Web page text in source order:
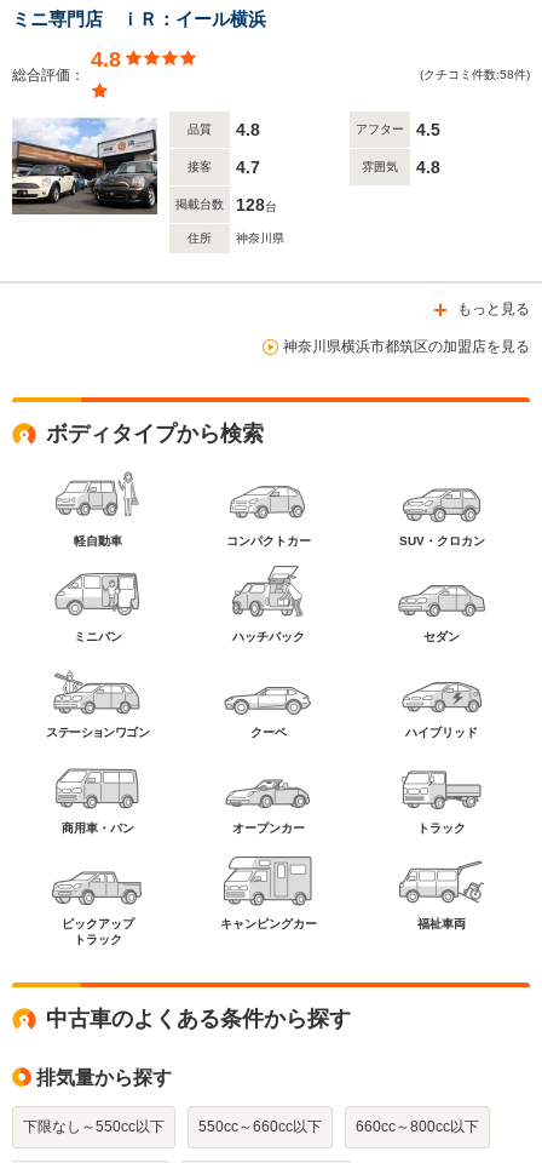
ミニ専門店 ｉＲ：イール横浜
総合評価：
4.8
(クチコミ件数:58件)
品質 4.8 アフター 4.5
接客 4.7 雰囲気 4.8
掲載台数 128台
住所 神奈川県
もっと見る
神奈川県横浜市都筑区の加盟店を見る
ボディタイプから検索
軽自動車 コンパクトカー SUV・クロカン
ミニバン ハッチバック セダン
ステーションワゴン クーペ ハイブリッド
商用車・バン オープンカー トラック
ピックアップ
トラック
キャンピングカー 福祉車両
中古車のよくある条件から探す
排気量から探す
下限なし～550cc以下 550cc～660cc以下 660cc～800cc以下